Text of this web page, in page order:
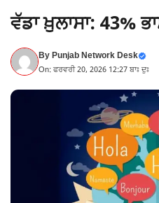
ਵੱਡਾ ਖ਼ੁਲਾਸਾ: 43%
ByPunjab Network Desk
On: ਫਰਵਰੀ 20, 2026 12:27 ਬਾਃ ਦੁਃ